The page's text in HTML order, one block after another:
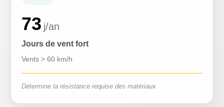
73 j/an
Jours de vent fort
Vents > 60 km/h
Détermine la résistance requise des matériaux